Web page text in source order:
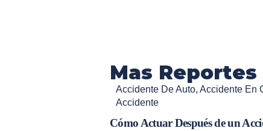
Mas
Accidente De Auto, Accidente En
Accidente
Cómo Actuar Después de un